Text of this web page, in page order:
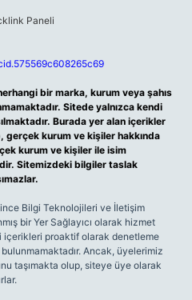
bir marka, kurum veya şahıs
Sitede yalnızca kendi
Burada yer alan içerikler
gerçek kurum ve kişiler hakkında
kurum ve kişiler ile isim
Sitemizdeki bilgiler taslak
Bilgi Teknolojileri ve İletişim
bir Yer Sağlayıcı olarak hizmet
içerikleri proaktif olarak denetleme
Ancak, üyelerimiz
taşımakta olup, siteye üye olarak